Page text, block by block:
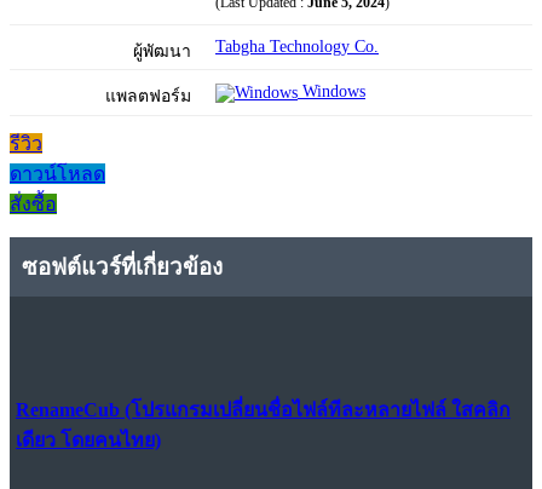
ผู้พัฒนา Tabgha Technology Co.
แพลตฟอร์ม Windows
รีวิว
ดาวน์โหลด
สั่งซื้อ
ซอฟต์แวร์ที่เกี่ยวข้อง
RenameCub (โปรแกรมเปลี่ยนชื่อไฟล์ทีละหลายไฟล์ ใสคลิก
เดียว โดยคนไทย)